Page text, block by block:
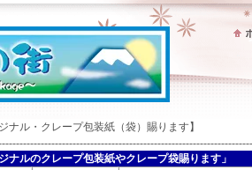
ナル・クレープ包装紙（袋）賜ります】
ジナルのクレープ包装紙やクレープ袋賜ります」